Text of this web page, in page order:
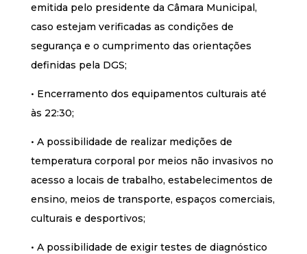
emitida pelo presidente da Câmara Municipal,
caso estejam verificadas as condições de
segurança e o cumprimento das orientações
definidas pela DGS;
• Encerramento dos equipamentos culturais até
às 22:30;
• A possibilidade de realizar medições de
temperatura corporal por meios não invasivos no
acesso a locais de trabalho, estabelecimentos de
ensino, meios de transporte, espaços comerciais,
culturais e desportivos;
• A possibilidade de exigir testes de diagnóstico